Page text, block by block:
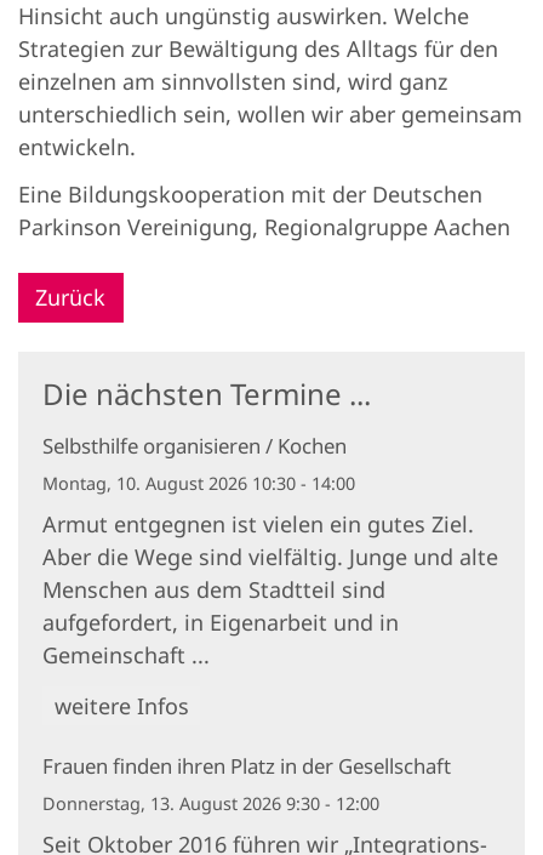
Hinsicht auch ungünstig auswirken. Welche
Strategien zur Bewältigung des Alltags für den
einzelnen am sinnvollsten sind, wird ganz
unterschiedlich sein, wollen wir aber gemeinsam
entwickeln.
Eine Bildungskooperation mit der Deutschen
Parkinson Vereinigung, Regionalgruppe Aachen
Zurück
Die nächsten Termine ...
Selbsthilfe organisieren / Kochen
Montag, 10. August 2026 10:30 - 14:00
Armut entgegnen ist vielen ein gutes Ziel.
Aber die Wege sind vielfältig. Junge und alte
Menschen aus dem Stadtteil sind
aufgefordert, in Eigenarbeit und in
Gemeinschaft ...
weitere Infos
Frauen finden ihren Platz in der Gesellschaft
Donnerstag, 13. August 2026 9:30 - 12:00
Seit Oktober 2016 führen wir „Integrations-